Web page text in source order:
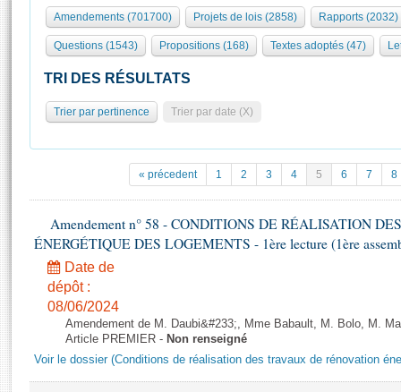
577 députés
Groupes politiques
Commissions et autres organes
Europe et International
Pétitions
Projets de loi
Propositions de loi
Amendements
Textes adoptés
Rapports d'information
Rapports d'enquête
Organisation de l'Assemblée
Présidence Conférence des Présidents Bureau Collège des
Statistiques et chiffres clés
Documents de référence
( Constitution | Règlement de l'Assemblée ... )
Juniors
Anciennes législatures
Liens vers les sites publics
Visite virtuelle du palais Bourbon
Assister à une séance
La Bibliothèque
Contacts et plan d'accès
Photos libres de droit
Amendements (701700) Projets de lois (2858) Rapports (2032)
Questions (1543) Propositions (168) Textes adoptés (47)
TRI DES RÉSULTATS
Trier par pertinence Trier par date (X)
« précedent 1 2 3 4 5 6 7 8
Amendement n° 58 - CONDITIONS DE RÉALISATION
ÉNERGÉTIQUE DES LOGEMENTS - 1ère lecture (1ère
Date de
dépôt :
08/06/2024
Amendement de M. Daubi&#233;, Mme Babault, M. Bolo, M.
Article PREMIER - Non renseigné
Voir le dossier (Conditions de réalisation des travaux de rénovation